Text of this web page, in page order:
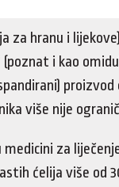
za hranu i
i kao
više nije
za
ćelija više od